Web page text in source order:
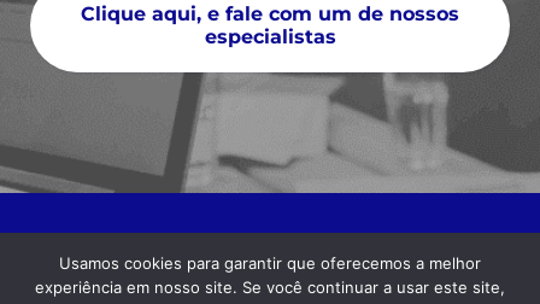
Clique aqui, e fale com um de nossos
especialistas
Usamos cookies para garantir que oferecemos a melhor
experiência em nosso site. Se você continuar a usar este site,